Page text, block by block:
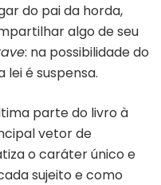
do pai da horda,
algo de seu
: na possibilidade do
é suspensa.
parte do livro à
vetor de
o caráter único e
sujeito e como